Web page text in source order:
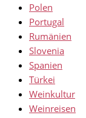
Polen
Portugal
Rumänien
Slovenia
Spanien
Türkei
Weinkultur
Weinreisen